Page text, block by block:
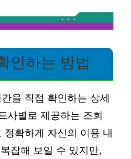
인하는 방법
을 직접 확인하는 상세
사별로 제공하는 조회
확하게 자신의 이용 내
잡해 보일 수 있지만,